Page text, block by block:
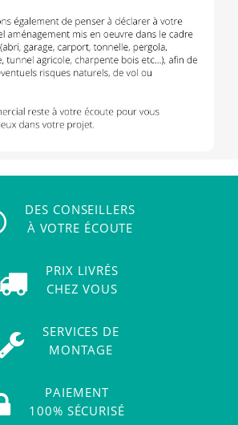
DES CONSEILLERS
À VOTRE ÉCOUTE
PRIX LIVRÉS
CHEZ VOUS
SERVICES DE
MONTAGE
PAIEMENT
100% SÉCURISÉ